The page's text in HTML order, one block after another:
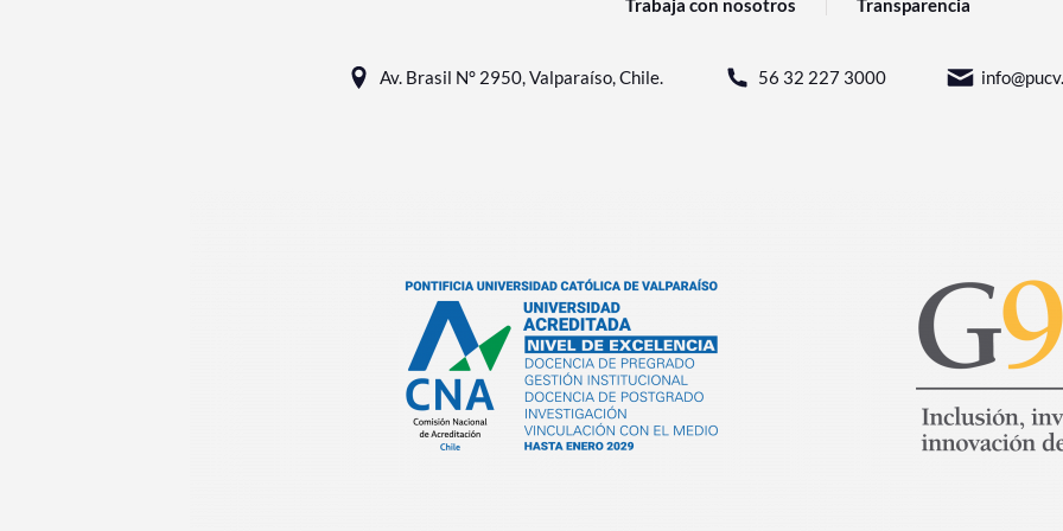
Trabaja con nosotros Transparencia
Av. Brasil N° 2950, Valparaíso, Chile. 56 32 227 3000